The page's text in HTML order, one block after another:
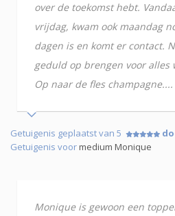
over de toekomst hebt.
vrijdag, kwam ook maandag
dagen is en komt er contact.
geduld op brengen voor alles
Op naar de fles champagne....
Getuigenis geplaatst van 5
Getuigenis voormedium Monique
Monique is gewoon een